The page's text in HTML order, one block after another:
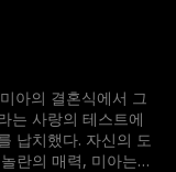
아의 결혼식에서 그
는 사랑의 테스트에
납치했다. 자신의 도
란의 매력, 미아는